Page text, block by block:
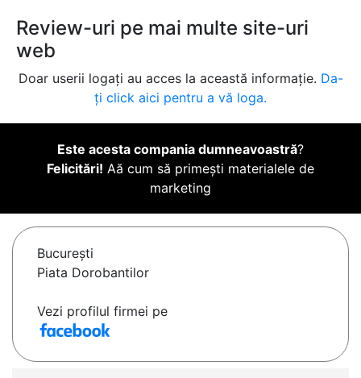
Review-uri pe mai multe site-uri
web
Doar userii logați au acces la această informație. Da-
ți click aici pentru a vă loga.
Este acesta compania dumneavoastră?
Felicitări! Aă cum să primești materialele de
marketing
Bucureşti
Piata Dorobantilor
Vezi profilul firmei pe